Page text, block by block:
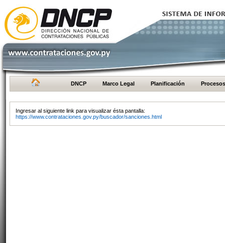
DNCP Marco Legal Planificación Procesos
Ingresar al siguiente link para visualizar ésta pantalla:
https://www.contrataciones.gov.py/buscador/sanciones.html